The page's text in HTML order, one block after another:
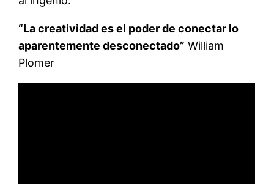
“La creatividad es el poder de conectar lo
aparentemente desconectado” William
Plomer